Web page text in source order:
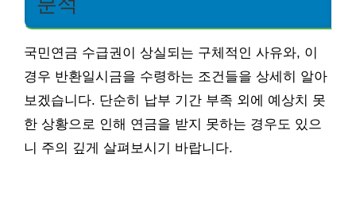
국민연금 수급권이 상실되는 구체적인 사유와, 이
경우 반환일시금을 수령하는 조건들을 상세히 알아
보겠습니다. 단순히 납부 기간 부족 외에 예상치 못
한 상황으로 인해 연금을 받지 못하는 경우도 있으
니 주의 깊게 살펴보시기 바랍니다.